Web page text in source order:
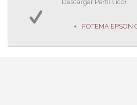
Descargar Perfil (.icc)
FOTEMA EPSON